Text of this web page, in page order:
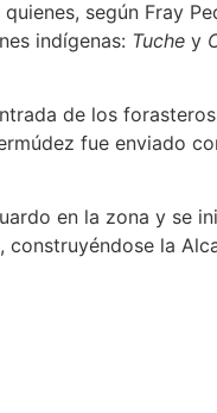
según Fray
indígenas: Tuche y
de los
fue enviado
en la zona y se
la